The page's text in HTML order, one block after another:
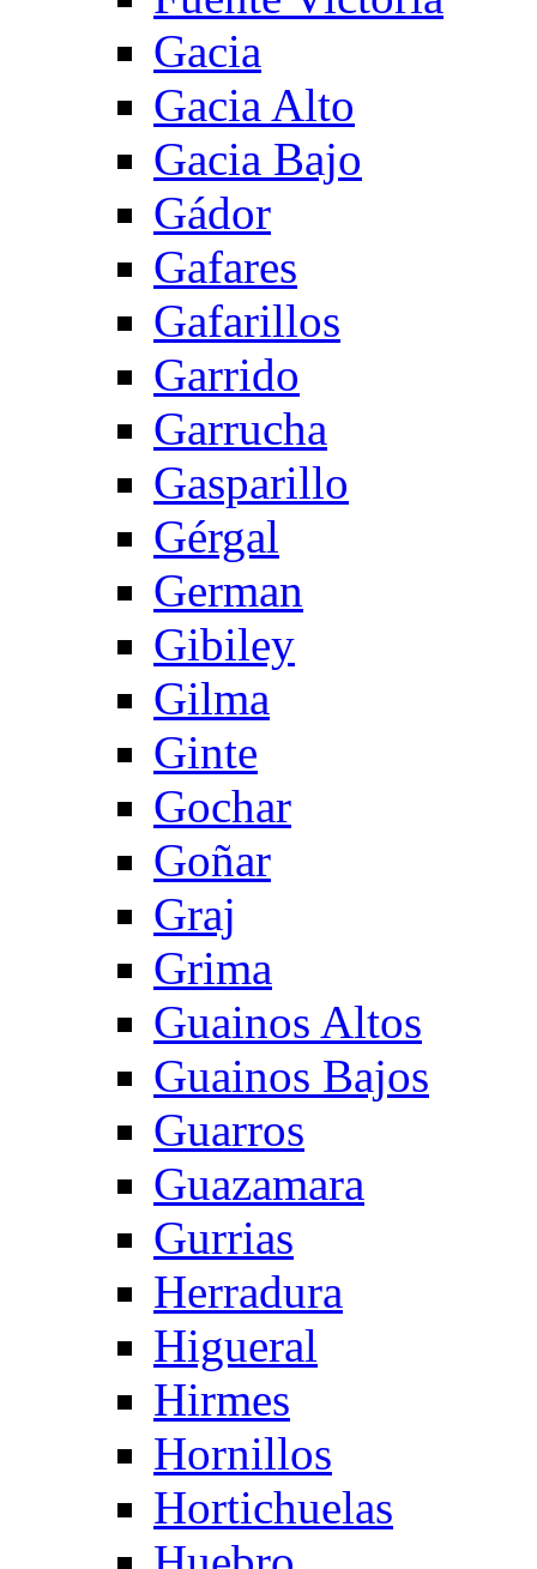
Gacia
Gacia Alto
Gacia Bajo
Gádor
Gafares
Gafarillos
Garrido
Garrucha
Gasparillo
Gérgal
German
Gibiley
Gilma
Ginte
Gochar
Goñar
Graj
Grima
Guainos Altos
Guainos Bajos
Guarros
Guazamara
Gurrias
Herradura
Higueral
Hirmes
Hornillos
Hortichuelas